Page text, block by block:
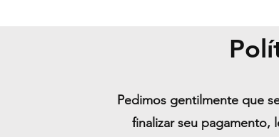
Pedimos gentilmente que
finalizar seu pagamento,